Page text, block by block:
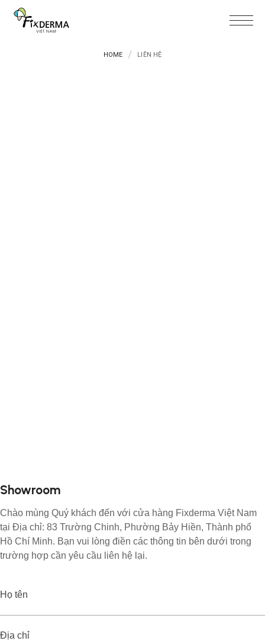
HOME LIÊN HỆ
Showroom
Chào mùng Quý khách đến với cửa hàng Fixderma Việt Nam
tại Địa chỉ: 83 Trường Chinh, Phường Bảy Hiền, Thành phố
Hồ Chí Minh. Bạn vui lòng điền các thông tin bên dưới trong
trường hợp cần yêu cầu liên hệ lại.